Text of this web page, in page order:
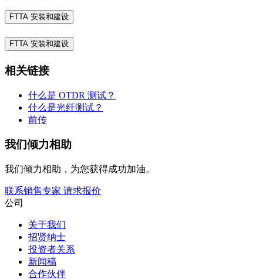
FTTA 安装和建设
FTTA 安装和建设
相关链接
什么是 OTDR 测试？
什么是光纤测试？
前传
我们倾力相助
我们倾力相助，为您获得成功加油。
联系销售专家 请求报价
公司
关于我们
招贤纳士
投资者关系
新闻稿
合作伙伴